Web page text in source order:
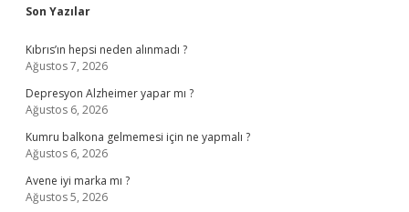
Sidebar
Son Yazılar
Kıbrıs’ın hepsi neden alınmadı ?
Ağustos 7, 2026
Depresyon Alzheimer yapar mı ?
Ağustos 6, 2026
Kumru balkona gelmemesi için ne yapmalı ?
Ağustos 6, 2026
Avene iyi marka mı ?
Ağustos 5, 2026